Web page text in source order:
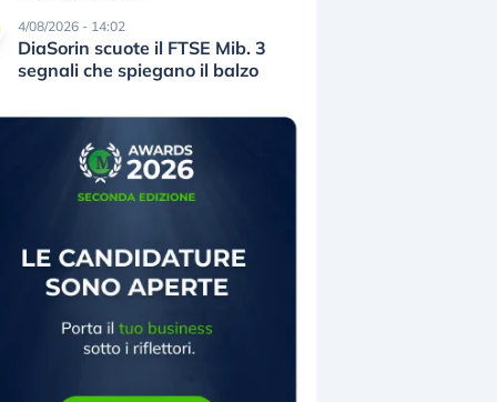
4/08/2026 - 14:02
DiaSorin scuote il FTSE Mib. 3
segnali che spiegano il balzo